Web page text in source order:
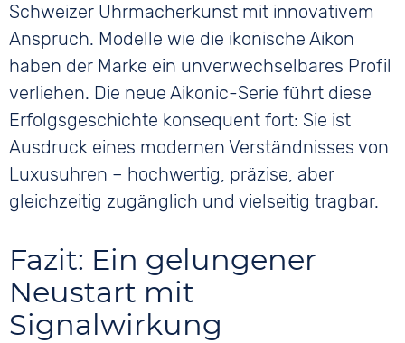
Schweizer Uhrmacherkunst mit innovativem
Anspruch. Modelle wie die ikonische Aikon
haben der Marke ein unverwechselbares Profil
verliehen. Die neue Aikonic-Serie führt diese
Erfolgsgeschichte konsequent fort: Sie ist
Ausdruck eines modernen Verständnisses von
Luxusuhren – hochwertig, präzise, aber
gleichzeitig zugänglich und vielseitig tragbar.
Fazit: Ein gelungener
Neustart mit
Signalwirkung